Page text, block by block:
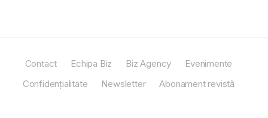
Contact Echipa Biz Biz Agency
Evenimente
Confidențialitate
Newsletter Abonament revistă